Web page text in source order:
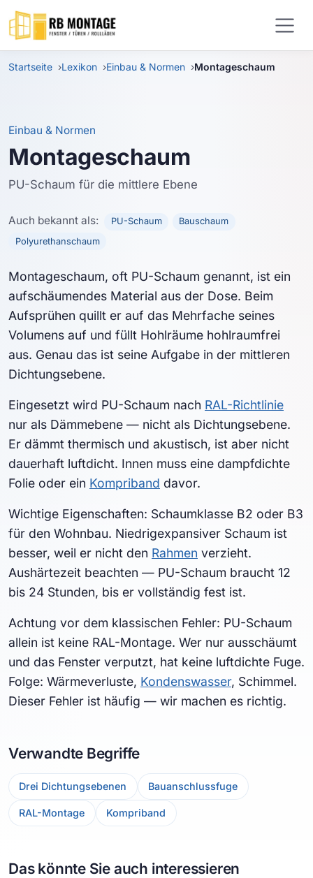
Zum Hauptinhalt springen
Startseite Lexikon Einbau & Normen Montageschaum
Einbau & Normen
Montageschaum
PU-Schaum für die mittlere Ebene
Auch bekannt als: PU-Schaum
Bauschaum
Polyurethanschaum
Montageschaum, oft PU-Schaum genannt, ist ein
aufschäumendes Material aus der Dose. Beim
Aufsprühen quillt er auf das Mehrfache seines
Volumens auf und füllt Hohlräume hohlraumfrei
aus. Genau das ist seine Aufgabe in der mittleren
Dichtungsebene.
Eingesetzt wird PU-Schaum nach RAL-Richtlinie
nur als Dämmebene — nicht als Dichtungsebene.
Er dämmt thermisch und akustisch, ist aber nicht
dauerhaft luftdicht. Innen muss eine dampfdichte
Folie oder ein Kompriband davor.
Wichtige Eigenschaften: Schaumklasse B2 oder B3
für den Wohnbau. Niedrigexpansiver Schaum ist
besser, weil er nicht den Rahmen verzieht.
Aushärtezeit beachten — PU-Schaum braucht 12
bis 24 Stunden, bis er vollständig fest ist.
Achtung vor dem klassischen Fehler: PU-Schaum
allein ist keine RAL-Montage. Wer nur ausschäumt
und das Fenster verputzt, hat keine luftdichte Fuge.
Folge: Wärmeverluste, Kondenswasser, Schimmel.
Dieser Fehler ist häufig — wir machen es richtig.
Verwandte Begriffe
Drei Dichtungsebenen Bauanschlussfuge
RAL-Montage Kompriband
Das könnte Sie auch interessieren